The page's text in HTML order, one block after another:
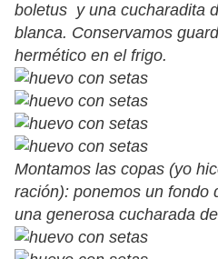
boletus y una cucharadita
blanca. Conservamos
hermético en el frigo.
Montamos las copas (yo
ración): ponemos un fondo
una generosa cucharada